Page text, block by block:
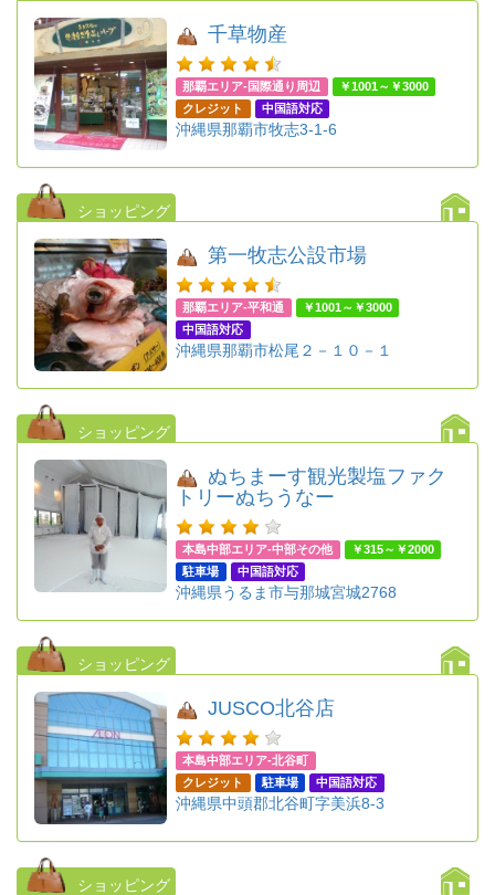
千草物産
那覇エリア-国際通り周辺
￥1001～￥3000
クレジット
中国語対応
沖縄県那覇市牧志3-1-6
ショッピング
第一牧志公設市場
那覇エリア-平和通
￥1001～￥3000
中国語対応
沖縄県那覇市松尾２－１０－１
ショッピング
ぬちまーす観光製塩ファク
トリーぬちうなー
本島中部エリア-中部その他
￥315～￥2000
駐車場
中国語対応
沖縄県うるま市与那城宮城2768
ショッピング
JUSCO北谷店
本島中部エリア-北谷町
クレジット
駐車場 中国語対応
沖縄県中頭郡北谷町字美浜8-3
ショッピング